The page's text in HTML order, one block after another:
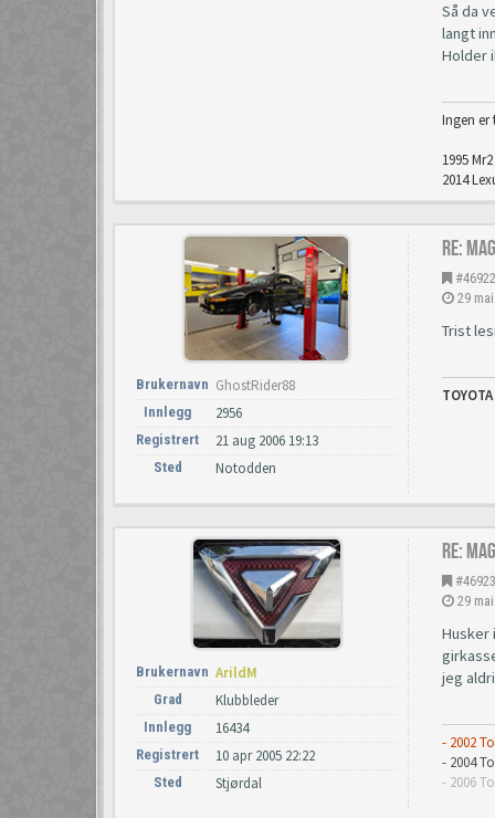
Så da
langt
Holder
Ingen
1995
2014
Re:
29
Trist
Brukernavn GhostRider88
Innlegg 2956
Registrert 21 aug 2006 19:13
Sted Notodden
Re:
29
Husker
jeg
- 2002
- 2004
- 2006
Brukernavn ArildM
Grad Klubbleder
Innlegg 16434
Registrert 10 apr 2005 22:22
Sted Stjørdal